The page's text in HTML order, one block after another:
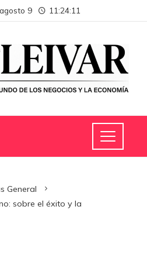
9 11:24:11
General
sobre el éxito y la